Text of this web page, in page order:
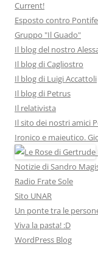
Current!
Esposto contro
Gruppo "Il Guado"
Il blog del nostro
Il blog di Cagliostro
Il blog di Luigi Accattoli
Il blog di Petrus
Il relativista
Il sito dei nostri amici
Ironico e maieutico.
Notizie di Sandro
Radio Frate Sole
Sito UNAR
Un ponte tra le
Viva la pasta! :D
WordPress Blog